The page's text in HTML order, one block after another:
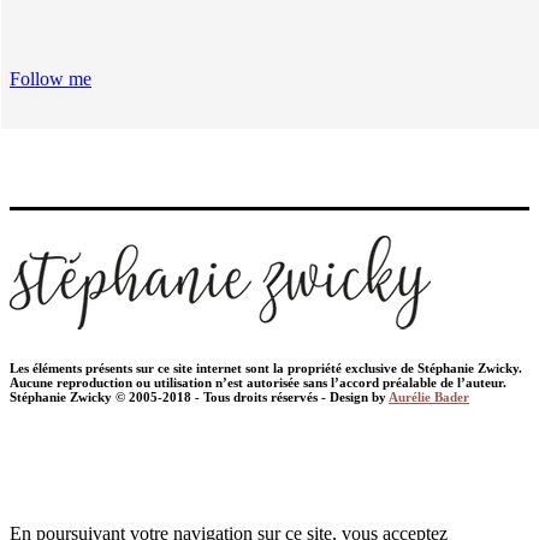
Follow me
Les éléments présents sur ce site internet sont la propriété exclusive de Stéphanie Zwicky.
Aucune reproduction ou utilisation n’est autorisée sans l’accord préalable de l’auteur.
Stéphanie Zwicky © 2005-2018 - Tous droits réservés - Design by Aurélie Bader
En poursuivant votre navigation sur ce site, vous acceptez